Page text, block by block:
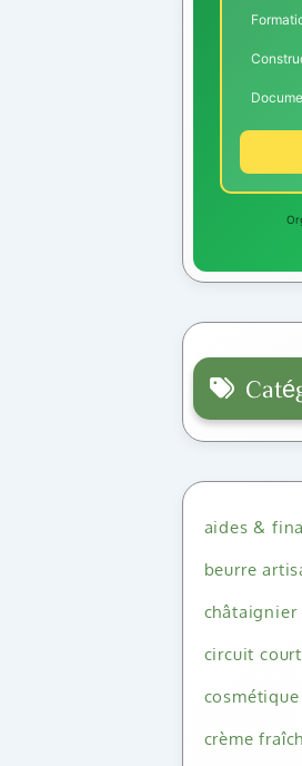
aides &
beurre
châtaignier
circuit court
crème